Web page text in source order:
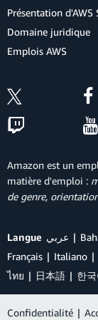
Présentation d'AWS
Domaine juridique
Emplois AWS
Amazon est un
matière d'emploi :
de genre,
Langue عربي
Français
Italiano
ไทย
日本語 한국
Confidentialité |